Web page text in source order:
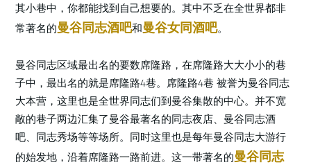
其小巷中，你都能找到自己想要的。其中不乏在全世界都非
常著名的曼谷同志酒吧和曼谷女同酒吧。
曼谷同志区域最出名的要数席隆路，在席隆路大大小小的巷
子中，最出名的就是席隆路4巷。席隆路4巷 被誉为曼谷同志
大本营，这里也是全世界同志们到曼谷集散的中心。并不宽
敞的巷子两边汇集了曼谷最著名的同志夜店、曼谷同志酒
吧、同志秀场等等场所。同时这里也是每年曼谷同志大游行
的始发地，沿着席隆路一路前进。这一带著名的曼谷同志